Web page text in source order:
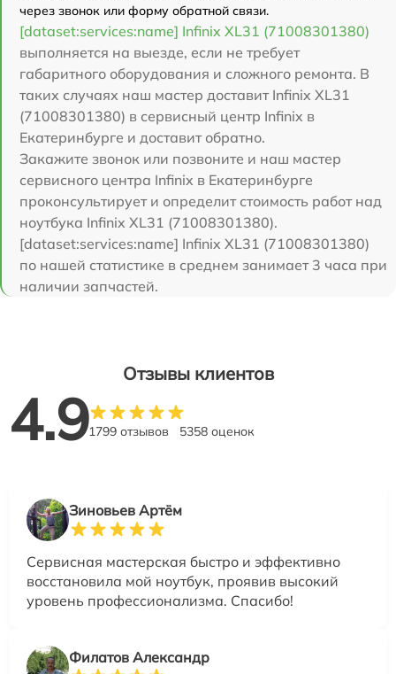
через звонок или форму обратной связи.
[dataset:services:name] Infinix XL31 (71008301380)
выполняется на выезде, если не требует
габаритного оборудования и сложного ремонта. В
таких случаях наш мастер доставит Infinix XL31
(71008301380) в сервисный центр Infinix в
Екатеринбурге и доставит обратно.
Закажите звонок или позвоните и наш мастер
сервисного центра Infinix в Екатеринбурге
проконсультирует и определит стоимость работ над
ноутбука Infinix XL31 (71008301380).
[dataset:services:name] Infinix XL31 (71008301380)
по нашей статистике в среднем занимает 3 часа при
наличии запчастей.
Отзывы клиентов
4.91799 отзывов 5358 оценок
Зиновьев Артём
Сервисная мастерская быстро и эффективно
восстановила мой ноутбук, проявив высокий
уровень профессионализма. Спасибо!
Филатов Александр